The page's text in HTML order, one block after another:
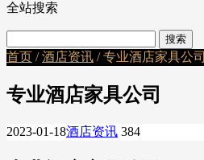
全站搜索
首页 /酒店资讯 / 专业酒店家具公司
专业酒店家具公司
2023-01-18酒店资讯 384